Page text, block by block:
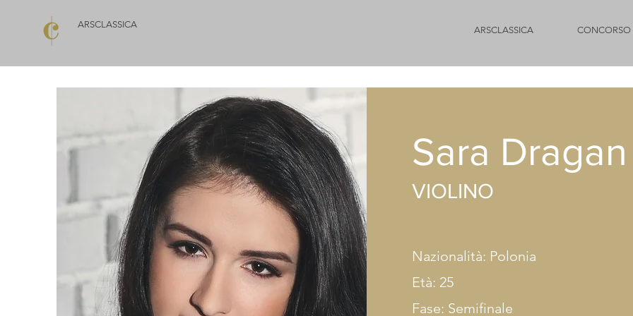
ARSCLASSICA
ARSCLASSICA CONCORSO
Sara Dragan
VIOLINO
Nazionalità: Polonia
Età: 25
Fase: Semifinale